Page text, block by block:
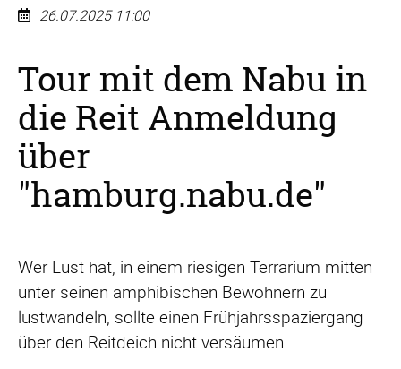
26.07.2025 11:00
Tour mit dem Nabu in
die Reit Anmeldung
über
"hamburg.nabu.de"
Wer Lust hat, in einem riesigen Terrarium mitten
unter seinen amphibischen Bewohnern zu
lustwandeln, sollte einen Frühjahrsspaziergang
über den Reitdeich nicht versäumen.